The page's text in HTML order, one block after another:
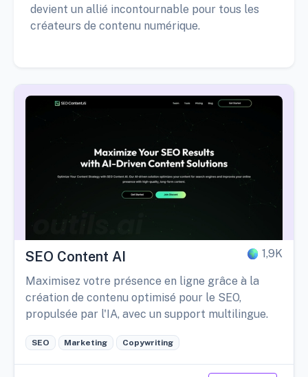
devient un allié incontournable pour tous les
créateurs de contenu numérique.
SEO Content AI 1,9K
Maximisez votre présence en ligne grâce à la
création de contenu optimisé pour le SEO,
propulsée par l'IA, avec un support multilingue.
SEO Marketing Copywriting